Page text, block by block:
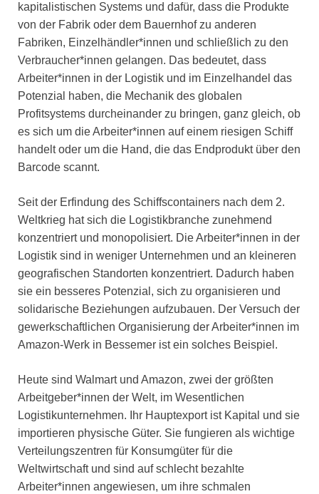
kapitalistischen Systems und dafür, dass die Produkte
von der Fabrik oder dem Bauernhof zu anderen
Fabriken, Einzelhändler*innen und schließlich zu den
Verbraucher*innen gelangen. Das bedeutet, dass
Arbeiter*innen in der Logistik und im Einzelhandel das
Potenzial haben, die Mechanik des globalen
Profitsystems durcheinander zu bringen, ganz gleich, ob
es sich um die Arbeiter*innen auf einem riesigen Schiff
handelt oder um die Hand, die das Endprodukt über den
Barcode scannt.
Seit der Erfindung des Schiffscontainers nach dem 2.
Weltkrieg hat sich die Logistikbranche zunehmend
konzentriert und monopolisiert. Die Arbeiter*innen in der
Logistik sind in weniger Unternehmen und an kleineren
geografischen Standorten konzentriert. Dadurch haben
sie ein besseres Potenzial, sich zu organisieren und
solidarische Beziehungen aufzubauen. Der Versuch der
gewerkschaftlichen Organisierung der Arbeiter*innen im
Amazon-Werk in Bessemer ist ein solches Beispiel.
Heute sind Walmart und Amazon, zwei der größten
Arbeitgeber*innen der Welt, im Wesentlichen
Logistikunternehmen. Ihr Hauptexport ist Kapital und sie
importieren physische Güter. Sie fungieren als wichtige
Verteilungszentren für Konsumgüter für die
Weltwirtschaft und sind auf schlecht bezahlte
Arbeiter*innen angewiesen, um ihre schmalen